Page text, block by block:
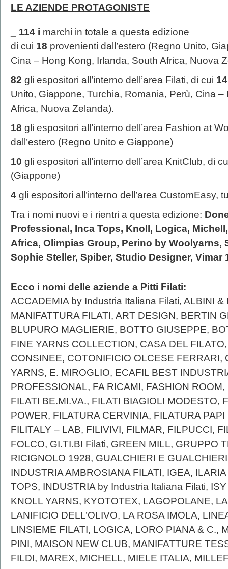
LE AZIENDE PROTAGONISTE
_ 114 i marchi in totale a questa edizione
di cui 18 provenienti dall’estero (Regno Unito,
Cina – Hong Kong, Irlanda, South Africa, Nuova
82 gli espositori all’interno dell’area Filati, di cui
Unito, Giappone, Turchia, Romania, Perù, Cina
Africa, Nuova Zelanda).
18 gli espositori all’interno dell’area Fashion at
dall’estero (Regno Unito e Giappone)
10 gli espositori all’interno dell’area KnitClub, di
(Giappone)
4 gli espositori all’interno dell’area CustomEasy,
Tra i nomi nuovi e i rientri a questa edizione:
Professional, Inca Tops, Knoll, Logica,
Africa, Olimpias Group, Perino by Woolyarns,
Sophie Steller, Spiber, Studio Designer, Vimar
Ecco i nomi delle aziende a Pitti Filati:
ACCADEMIA by Industria Italiana Filati, ALBINI &
MANIFATTURA FILATI, ART DESIGN, BERTIN
BLUPURO MAGLIERIE, BOTTO GIUSEPPE,
FINE YARNS COLLECTION, CASA DEL
CONSINEE, COTONIFICIO OLCESE FERRARI,
YARNS, E. MIROGLIO, ECAFIL BEST
PROFESSIONAL, FA RICAMI, FASHION
FILATI BE.MI.VA., FILATI BIAGIOLI MODESTO,
POWER, FILATURA CERVINIA, FILATURA
FILITALY – LAB, FILIVIVI, FILMAR, FILPUCCI,
FOLCO, GI.TI.BI Filati, GREEN MILL, GRUPPO
RICIGNOLO 1928, GUALCHIERI E
INDUSTRIA AMBROSIANA FILATI, IGEA,
TOPS, INDUSTRIA by Industria Italiana Filati,
KNOLL YARNS, KYOTOTEX, LAGOPOLANE,
LANIFICIO DELL’OLIVO, LA ROSA IMOLA,
LINSIEME FILATI, LOGICA, LORO PIANA & C.,
PINI, MAISON NEW CLUB, MANIFATTURE
FILDI, MAREX, MICHELL, MIELE ITALIA,